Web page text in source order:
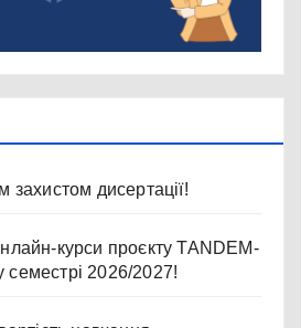
захистом дисертації!
курси проєкту TANDEM-
2026/2027!